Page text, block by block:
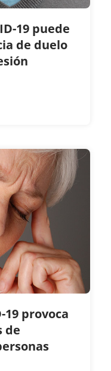
19 puede
de duelo
19 provoca
de